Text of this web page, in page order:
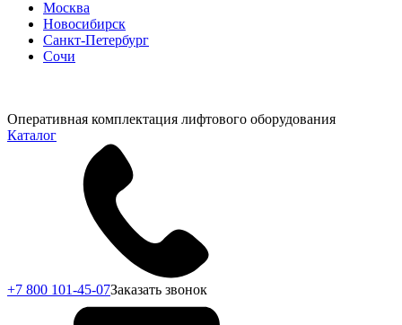
Москва
Новосибирск
Санкт-Петербург
Сочи
Оперативная комплектация лифтового оборудования
Каталог
+7 800 101-45-07Заказать звонок